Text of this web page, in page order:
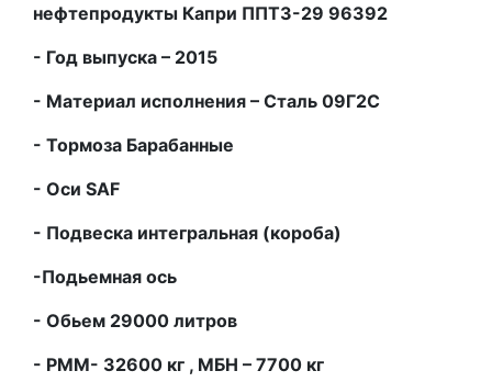
нефтепродукты Капри ППТЗ-29 96392
- Год выпуска – 2015
- Материал исполнения – Сталь 09Г2С
- Тормоза Барабанные
- Оси SAF
- Подвеска интегральная (короба)
-Подьемная ось
- Обьем 29000 литров
- РММ- 32600 кг , МБН – 7700 кг